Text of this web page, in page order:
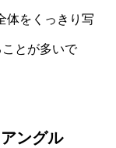
体をくっきり写
とが多いで
ングル